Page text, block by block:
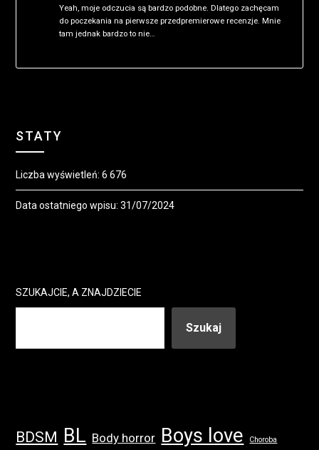
Yeah, moje odczucia są bardzo podobne. Dlatego zachęcam
do poczekania na pierwsze przedpremierowe recenzje. Mnie
tam jednak bardzo to nie…
STATY
Liczba wyświetleń:6 676
Data ostatniego wpisu:31/07/2024
SZUKAJCIE, A ZNAJDZIECIE
Szukaj
BDSM BL Body horror Boys love Choroba